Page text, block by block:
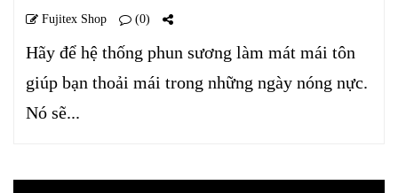
Fujitex Shop (0)
Hãy để hệ thống phun sương làm mát mái tôn
giúp bạn thoải mái trong những ngày nóng nực.
Nó sẽ...